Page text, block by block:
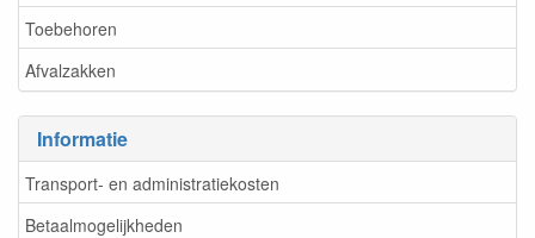
Toebehoren
Afvalzakken
Informatie
Transport- en administratiekosten
Betaalmogelijkheden